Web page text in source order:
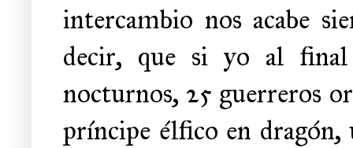
intercambio nos acabe
decir, que si yo al
nocturnos, 25 guerreros
príncipe élfico en dragón,